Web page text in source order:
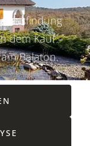
dem Kauf –
Balaton.